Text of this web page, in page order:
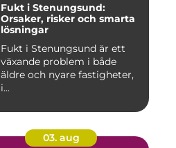
Fukt i Stenungsund:
Orsaker, risker och smarta
lösningar
Fukt i Stenungsund är ett
växande problem i både
äldre och nyare fastigheter,
i...
03. aug